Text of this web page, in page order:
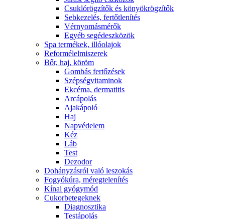
Csuklórögzítők és könyökrögzítők
Sebkezelés, fertőtlenítés
Vérnyomásmérők
Egyéb segédeszközök
Spa termékek, illóolajok
Reformélelmiszerek
Bőr, haj, köröm
Gombás fertőzések
Szépségvitaminok
Ekcéma, dermatitis
Arcápolás
Ajakápoló
Haj
Napvédelem
Kéz
Láb
Test
Dezodor
Dohányzásról való leszokás
Fogyókúra, méregtelenítés
Kínai gyógymód
Cukorbetegeknek
Diagnosztika
Testápolás